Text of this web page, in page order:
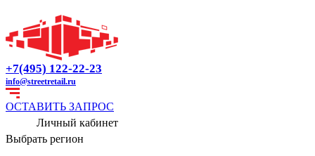
+7(495) 122-22-23
info@streetretail.ru
ОСТАВИТЬ ЗАПРОС
Личный кабинет
Выбрать регион